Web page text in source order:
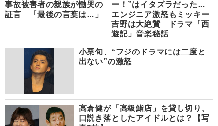
事故被害者の親族が慟哭の
証言 「最後の言葉は…」
ー！”はイタズラだった…
エンジニア激怒もミッキー
吉野は大絶賛 ドラマ「西
遊記」音楽秘話
小栗旬、“フジのドラマには二度と
出ない”の激怒
高倉健が「高級鮨店」を貸し切り、
口説き落としたアイドルとは？【写